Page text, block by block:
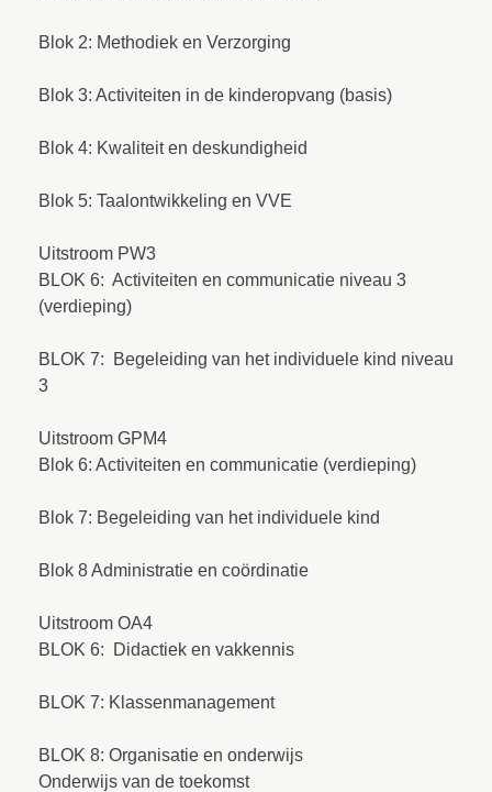
Blok 2: Methodiek en Verzorging
Blok 3: Activiteiten in de kinderopvang (basis)
Blok 4: Kwaliteit en deskundigheid
Blok 5: Taalontwikkeling en VVE
Uitstroom PW3
BLOK 6: Activiteiten en communicatie niveau 3
(verdieping)
BLOK 7: Begeleiding van het individuele kind niveau
3
Uitstroom GPM4
Blok 6: Activiteiten en communicatie (verdieping)
Blok 7: Begeleiding van het individuele kind
Blok 8 Administratie en coördinatie
Uitstroom OA4
BLOK 6: Didactiek en vakkennis
BLOK 7: Klassenmanagement
BLOK 8: Organisatie en onderwijs
Onderwijs van de toekomst